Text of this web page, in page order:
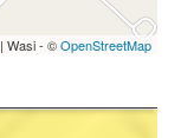
| Wasi - ©OpenStreetMap